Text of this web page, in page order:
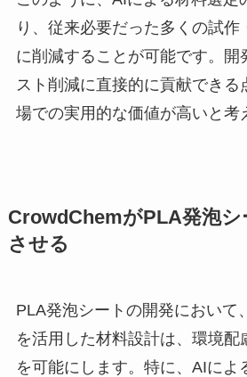
り、従来必要だった多くの試作
に削減することが可能です。開
スト削減に直接的に貢献できる
場での実用的な価値が高いと考
CrowdChemがPLA発泡シ
させる
PLA発泡シートの開発において
を活用した材料設計は、環境配
を可能にします。特に、AIによ